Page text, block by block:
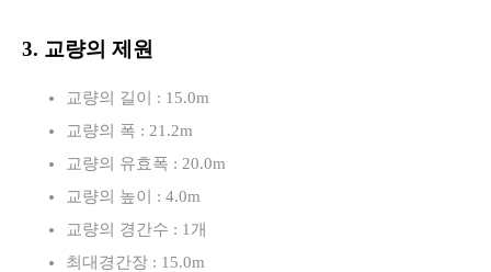
3. 교량의 제원
교량의 길이 : 15.0m
교량의 폭 : 21.2m
교량의 유효폭 : 20.0m
교량의 높이 : 4.0m
교량의 경간수 : 1개
최대경간장 : 15.0m